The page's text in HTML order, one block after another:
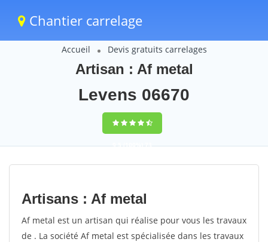
Chantier carrelage
Accueil Devis gratuits carrelages
Artisan : Af metal
Levens 06670
9,5(100%)73
votes
Artisans : Af metal
Af metal est un artisan qui réalise pour vous les travaux
de . La société Af metal est spécialisée dans les travaux